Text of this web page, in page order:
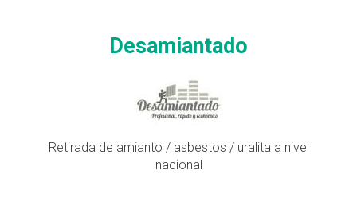
Desamiantado
Retirada de amianto / asbestos / uralita a nivel
nacional